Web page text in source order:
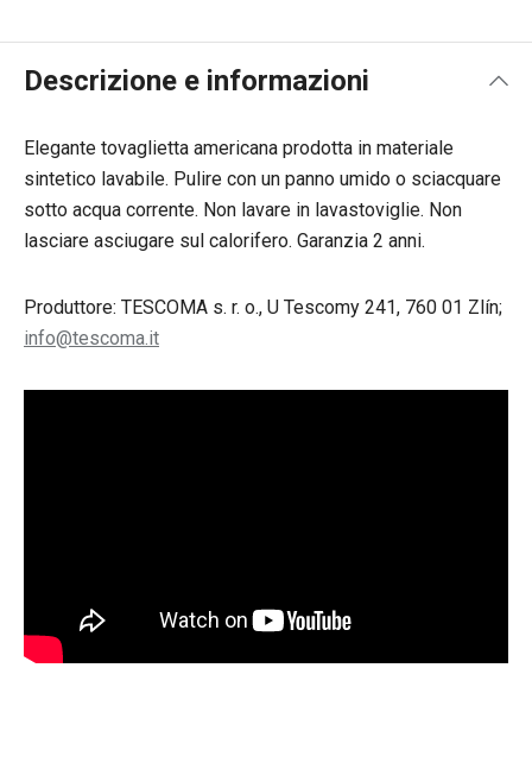
Descrizione e informazioni
Elegante tovaglietta americana prodotta in materiale
sintetico lavabile. Pulire con un panno umido o sciacquare
sotto acqua corrente. Non lavare in lavastoviglie. Non
lasciare asciugare sul calorifero. Garanzia 2 anni.
Produttore: TESCOMA s. r. o., U Tescomy 241, 760 01 Zlín;
info@tescoma.it